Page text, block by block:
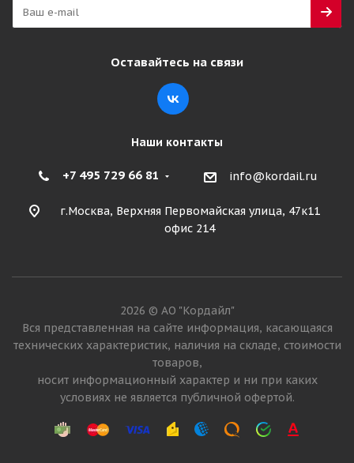
Оставайтесь на связи
Наши контакты
+7 495 729 66 81 info@kordail.ru
г.Москва, Верхняя Первомайская улица, 47к11
офис 214
2026 © АО "Кордайл"
Вся представленная на сайте информация, касающаяся
технических характеристик, наличия на складе, стоимости
товаров,
носит информационный характер и ни при каких
условиях не является публичной офертой.